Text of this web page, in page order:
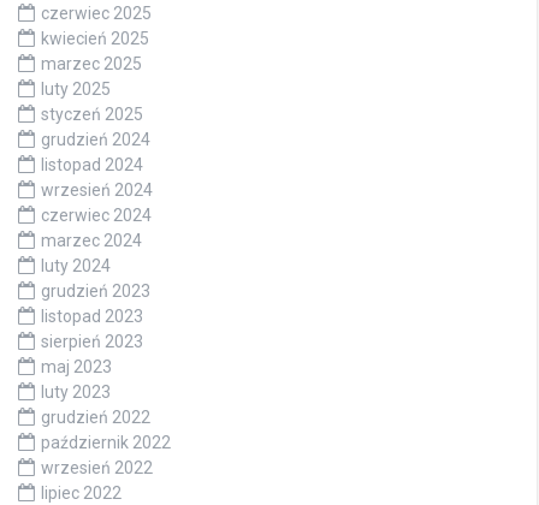
czerwiec 2025
kwiecień 2025
marzec 2025
luty 2025
styczeń 2025
grudzień 2024
listopad 2024
wrzesień 2024
czerwiec 2024
marzec 2024
luty 2024
grudzień 2023
listopad 2023
sierpień 2023
maj 2023
luty 2023
grudzień 2022
październik 2022
wrzesień 2022
lipiec 2022